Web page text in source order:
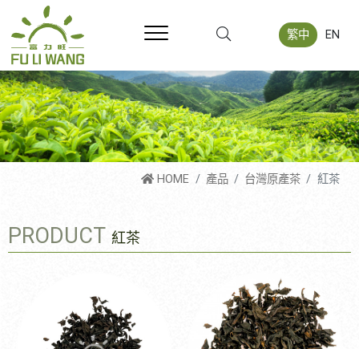
繁中 EN
HOME 產品 台灣原產茶 紅茶
PRODUCT 紅茶